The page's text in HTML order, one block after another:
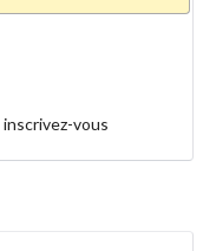
inscrivez-vous